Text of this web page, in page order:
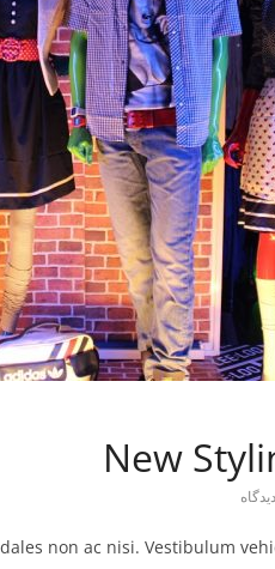
New
non ac nisi. Vestibulum